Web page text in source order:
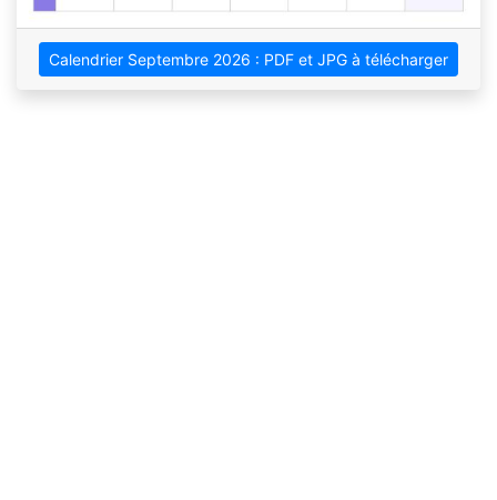
Calendrier Septembre 2026 : PDF et JPG à télécharger